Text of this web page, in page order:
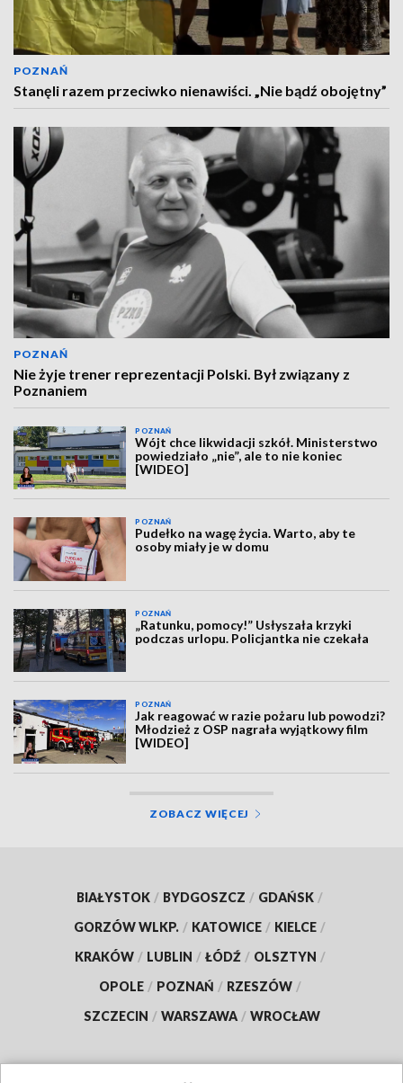
POZNAŃ
Stanęli razem przeciwko nienawiści. „Nie bądź obojętny”
POZNAŃ
Nie żyje trener reprezentacji Polski. Był związany z
Poznaniem
POZNAŃ
Wójt chce likwidacji szkół. Ministerstwo
powiedziało „nie”, ale to nie koniec
[WIDEO]
POZNAŃ
Pudełko na wagę życia. Warto, aby te
osoby miały je w domu
POZNAŃ
„Ratunku, pomocy!” Usłyszała krzyki
podczas urlopu. Policjantka nie czekała
POZNAŃ
Jak reagować w razie pożaru lub powodzi?
Młodzież z OSP nagrała wyjątkowy film
[WIDEO]
ZOBACZ WIĘCEJ
BIAŁYSTOK / BYDGOSZCZ / GDAŃSK /
GORZÓW WLKP. / KATOWICE / KIELCE /
KRAKÓW / LUBLIN / ŁÓDŹ / OLSZTYN /
OPOLE / POZNAŃ / RZESZÓW /
SZCZECIN / WARSZAWA / WROCŁAW